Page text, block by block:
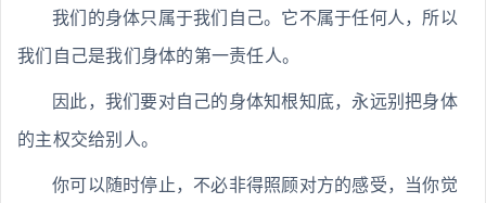
我们的身体只属于我们自己。它不属于任何人，所以
我们自己是我们身体的第一责任人。
因此，我们要对自己的身体知根知底，永远别把身体
的主权交给别人。
你可以随时停止，不必非得照顾对方的感受，当你觉